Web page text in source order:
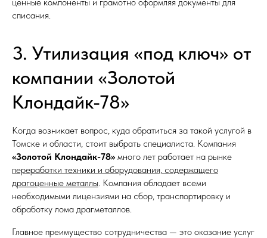
списания.
3. Утилизация «под ключ» от
компании «Золотой
Клондайк-78»
Когда возникает вопрос, куда обратиться за такой услугой в
Томске и области, стоит выбрать специалиста. Компания
«Золотой Клондайк-78» много лет работает на рынке
переработки техники и оборудования, содержащего
драгоценные металлы . Компания обладает всеми
необходимыми лицензиями на сбор, транспортировку и
обработку лома драгметаллов.
Главное преимущество сотрудничества — это оказание услуг